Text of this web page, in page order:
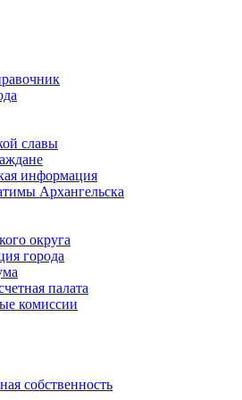
славы
информация
Архангельска
округа
города
палата
комиссии
собственность